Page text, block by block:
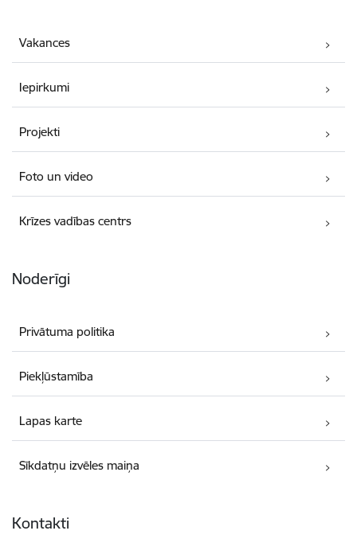
Vakances
Iepirkumi
Projekti
Foto un video
Krīzes vadības centrs
Noderīgi
Privātuma politika
Piekļūstamība
Lapas karte
Sīkdatņu izvēles maiņa
Kontakti